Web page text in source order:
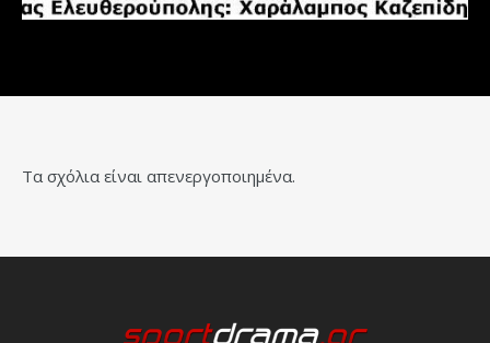
Τα σχόλια είναι απενεργοποιημένα.